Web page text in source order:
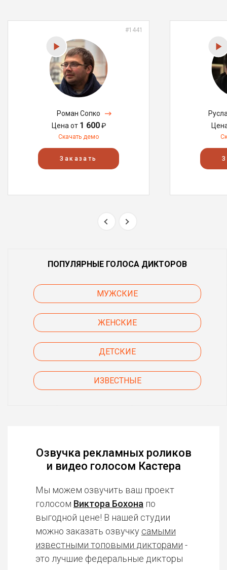
#1441
Роман Сопко
Цена от 1 600₽
Скачать демо
Заказать
ПОПУЛЯРНЫЕ ГОЛОСА ДИКТОРОВ
МУЖСКИЕ
ЖЕНСКИЕ
ДЕТСКИЕ
ИЗВЕСТНЫЕ
Озвучка рекламных роликов
и видео голосом Кастера
Мы можем озвучить ваш проект
голосом Виктора Бохона по
выгодной цене! В нашей студии
можно заказать озвучку самыми
известными топовыми дикторами -
это лучшие федеральные дикторы